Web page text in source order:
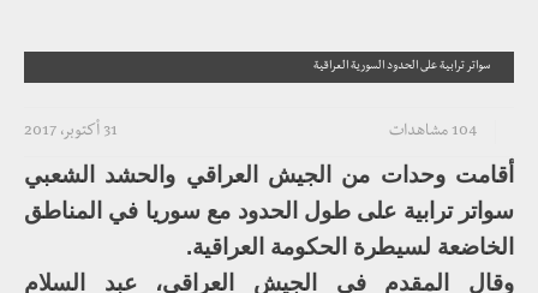
سواتر ترابية على الحدود السورية العراقية
31 أكتوبر، 2017 104 مشاهدات
أقامت وحدات من الجيش العراقي والحشد الشعبي
سواتر ترابية على طول الحدود مع سوريا في المناطق
الخاضعة لسيطرة الحكومة العراقية.
وقال المقدم في الجيش العراقي، عبد السلام